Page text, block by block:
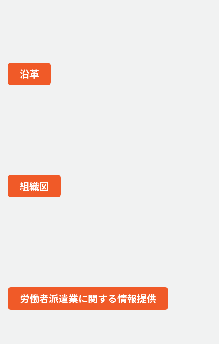
沿革
組織図
労働者派遣業に関する情報提供